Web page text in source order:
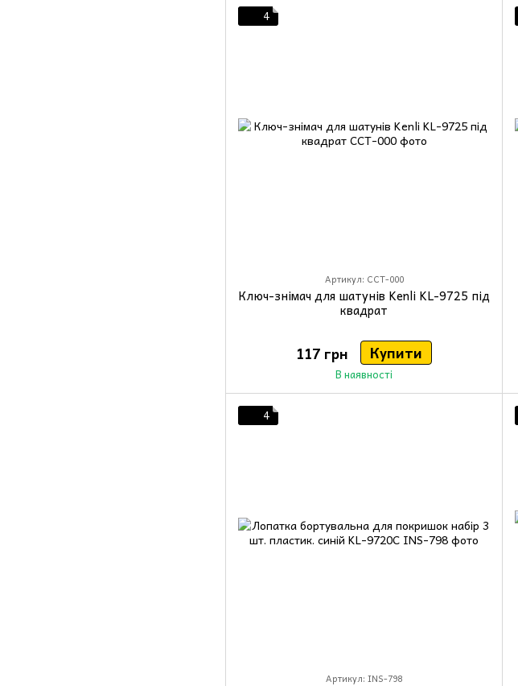
4
Артикул: CCT-000
Ключ-знімач для шатунів Kenli KL-9725 під
квадрат
117 грн Купити
В наявності
4
Артикул: INS-798